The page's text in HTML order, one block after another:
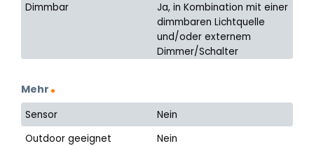
Dimmbar
Ja, in Kombination mit einer
dimmbaren Lichtquelle
und/oder externem
Dimmer/Schalter
Mehr
Sensor
Nein
Outdoor geeignet
Nein